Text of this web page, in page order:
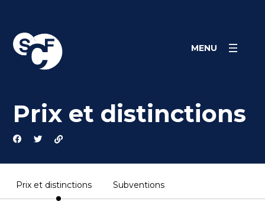
MENU
Prix et distinctions
Prix et distinctions Subventions